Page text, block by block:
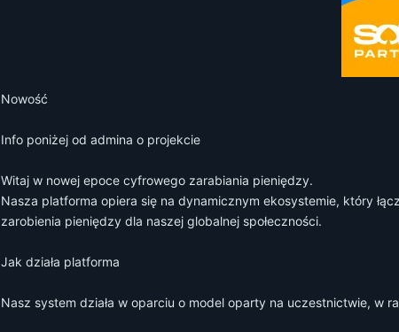
Nowość
Info poniżej od admina o projekcie
Witaj w nowej epoce cyfrowego zarabiania pieniędzy.
Nasza platforma opiera się na dynamicznym ekosystemie, który
zarobienia pieniędzy dla naszej globalnej społeczności.
Jak działa platforma
Nasz system działa w oparciu o model oparty na uczestnictwie,